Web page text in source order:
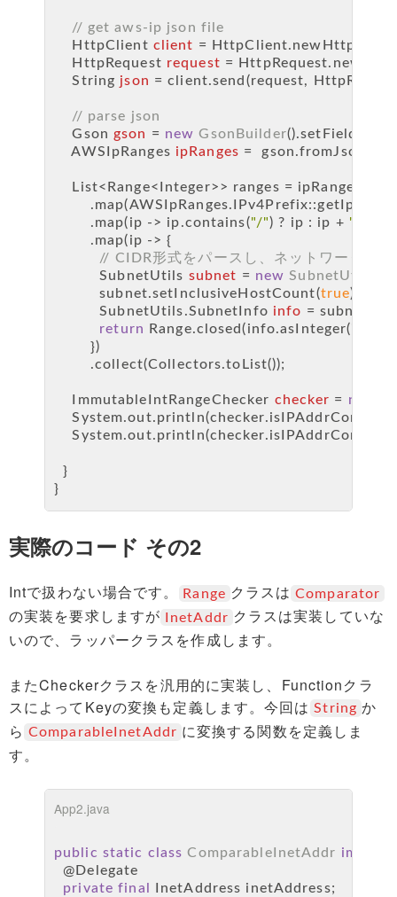
// get aws-ip json file
HttpClient client =
HttpRequest request =
String json = client.send(request,
// parse json
Gson gson = new GsonBuilder
AWSIpRanges ipRanges =
List<Range<Integer>> ranges =
        .map(ip -> ip.contains(
"/") ? ip : ip + "/32"
        .map(ip -> {
// CIDR形式をパースし、ネットワークア
SubnetUtils subnet = new SubnetUtils
          subnet.setInclusiveHostCount(
true);
          SubnetUtils.
SubnetInfo info =
return
        })
        .collect(Collectors.toList());
ImmutableIntRangeChecker checker = new
  }
}
実際のコード その2
Intで扱わない場合です。 Range クラスは Comparator
の実装を要求しますが InetAddr クラスは実装していな
いので、ラッパークラスを作成します。
またCheckerクラスを汎用的に実装し、Functionクラ
スによってKeyの変換も定義します。今回は String か
ら ComparableInetAddr に変換する関数を定義しま
す。
App2.java
public static class ComparableInetAddr
@Delegate
private final
InetAddress inetAddress;